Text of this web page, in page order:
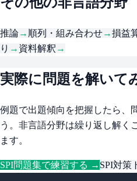
推論→ 順列・組み合わせ→損益
り → 資料解釈 →
実際に問題を解いて
例題で出題傾向を把握したら、
う。非言語分野は繰り返し解く
ます。
SPI問題集で練習する → SPI対策